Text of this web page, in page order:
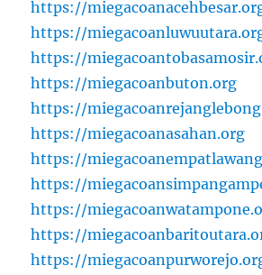
https://
https://
https://
https://miegacoanbuton.org
https://
https://miegacoanasahan.org
https://
https://
https://
https://
https://